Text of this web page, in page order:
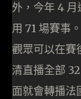
外，今年 4
用 71 場賽事
觀眾可以在賽
清直播全部
面就會轉播法